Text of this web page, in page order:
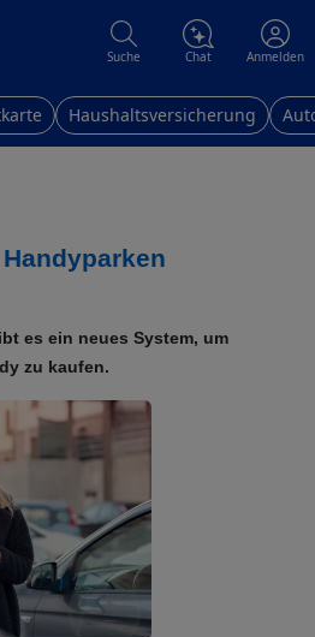
Suche Chat Anmelden
Haushaltsversicherung
es ein neues System, um
zu kaufen.